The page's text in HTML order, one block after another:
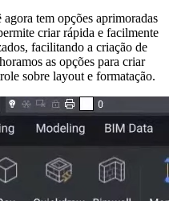
tem opções aprimoradas
criar rápida e facilmente
facilitando a criação de
as opções para criar
sobre layout e formatação.